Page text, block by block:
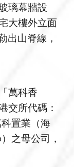
璃幕牆設
大樓外立面
出山脊線，
萬科香
交所代碼：
置業（海
之母公司，